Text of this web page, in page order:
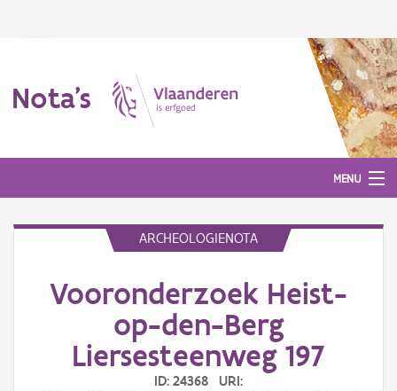
Nota's
MENU
Aanmelden
ARCHEOLOGIENOTA
Vooronderzoek Heist-
op-den-Berg
Liersesteenweg 197
ID: 24368 URI: